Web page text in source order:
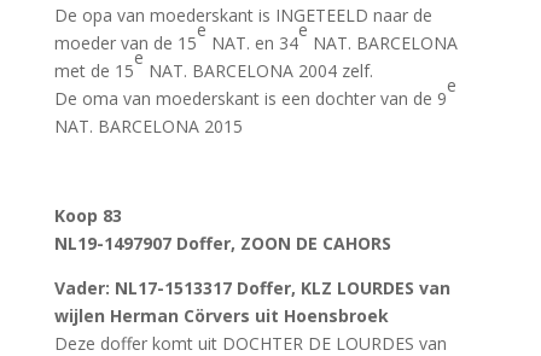
De opa van moederskant is INGETEELD naar de
moeder van de 15
e
NAT. en 34
e
NAT. BARCELONA
met de 15
e
NAT. BARCELONA 2004 zelf.
De oma van moederskant is een dochter van de 9
e
NAT. BARCELONA 2015
Koop 83
NL19-1497907 Doffer, ZOON DE CAHORS
Vader: NL17-1513317 Doffer, KLZ LOURDES van
wijlen Herman Cörvers uit Hoensbroek
Deze doffer komt uit DOCHTER DE LOURDES van